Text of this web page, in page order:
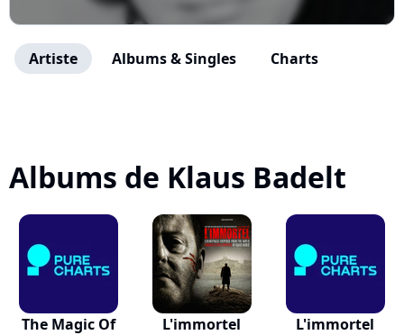
Artiste Albums & Singles Charts
Albums de Klaus Badelt
The Magic Of
L'immortel
L'immortel